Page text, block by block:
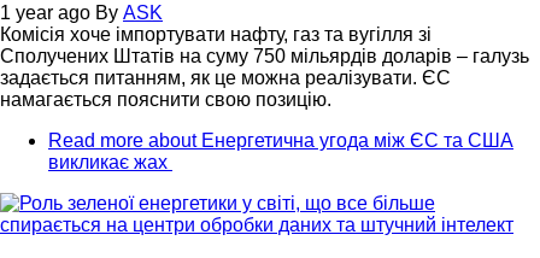
1 year ago By ASK
Комісія хоче імпортувати нафту, газ та вугілля зі
Сполучених Штатів на суму 750 мільярдів доларів – галузь
задається питанням, як це можна реалізувати. ЄС
намагається пояснити свою позицію.
Read more about Енергетична угода між ЄС та США
викликає жах